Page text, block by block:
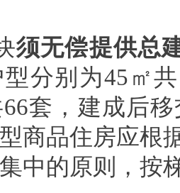
须无偿提供总
型分别为45㎡
套，建成后
商品住房应根
中的原则，按